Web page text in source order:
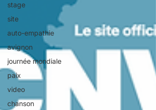
stage
site
auto-empathie
avignon
journée mondiale
paix
video
chanson